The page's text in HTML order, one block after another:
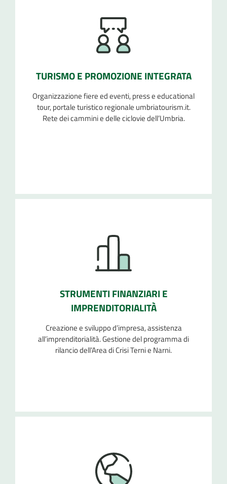
TURISMO E PROMOZIONE INTEGRATA
Organizzazione fiere ed eventi, press e educational
tour, portale turistico regionale umbriatourism.it.
Rete dei cammini e delle ciclovie dell’Umbria.
STRUMENTI FINANZIARI E
IMPRENDITORIALITÀ
Creazione e sviluppo d’impresa, assistenza
all’imprenditorialità. Gestione del programma di
rilancio dell’Area di Crisi Terni e Narni.